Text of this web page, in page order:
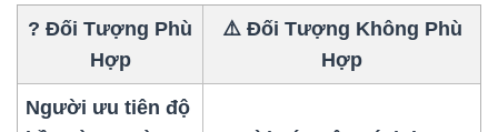
? Đối Tượng Phù
Hợp
⚠️ Đối Tượng Không Phù
Hợp
Người ưu tiên độ